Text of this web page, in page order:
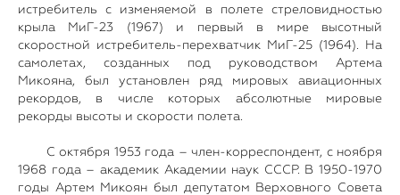
истребитель с изменяемой в полете стреловидностью
крыла МиГ-23 (1967) и первый в мире высотный
скоростной истребитель-перехватчик МиГ-25 (1964). На
самолетах, созданных под руководством Артема
Микояна, был установлен ряд мировых авиационных
рекордов, в числе которых абсолютные мировые
рекорды высоты и скорости полета.
С октября 1953 года – член-корреспондент, с ноября
1968 года – академик Академии наук СССР. В 1950-1970
годы Артем Микоян был депутатом Верховного Совета